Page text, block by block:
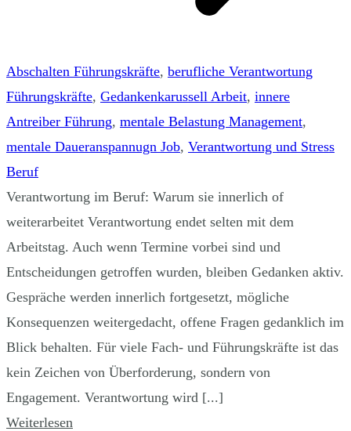
Abschalten Führungskräfte, berufliche Verantwortung
Führungskräfte, Gedankenkarussell Arbeit, innere
Antreiber Führung, mentale Belastung Management,
mentale Daueranspannugn Job, Verantwortung und Stress
Beruf
Verantwortung im Beruf: Warum sie innerlich of
weiterarbeitet Verantwortung endet selten mit dem
Arbeitstag. Auch wenn Termine vorbei sind und
Entscheidungen getroffen wurden, bleiben Gedanken aktiv.
Gespräche werden innerlich fortgesetzt, mögliche
Konsequenzen weitergedacht, offene Fragen gedanklich im
Blick behalten. Für viele Fach- und Führungskräfte ist das
kein Zeichen von Überforderung, sondern von
Engagement. Verantwortung wird [...]
Weiterlesen